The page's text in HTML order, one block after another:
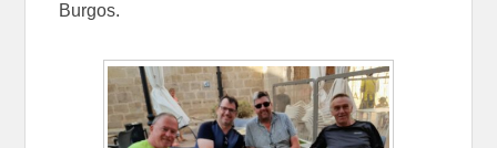
Burgos.